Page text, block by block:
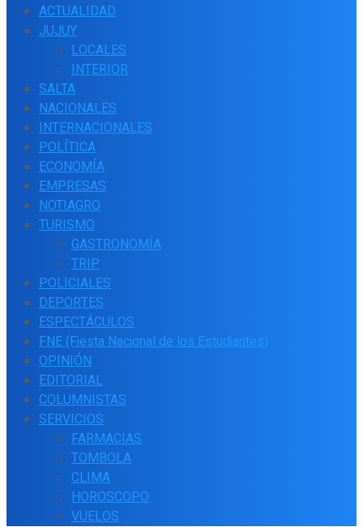
ACTUALIDAD
JUJUY
LOCALES
INTERIOR
SALTA
NACIONALES
INTERNACIONALES
POLÍTICA
ECONOMÍA
EMPRESAS
NOTIAGRO
TURISMO
GASTRONOMÍA
TRIP
POLICIALES
DEPORTES
ESPECTÁCULOS
FNE (Fiesta Nacional de los Estudiantes)
OPINIÓN
EDITORIAL
COLUMNISTAS
SERVICIOS
FARMACIAS
TOMBOLA
CLIMA
HOROSCOPO
VUELOS